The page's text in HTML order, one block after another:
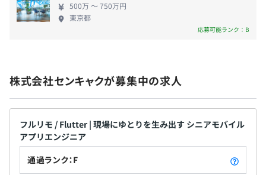
500万 〜 750万円
東京都
応募可能ランク：B
株式会社センキャクが募集中の求人
フルリモ / Flutter | 現場にゆとりを生み出す シニアモバイル
アプリエンジニア
通過ランク：F